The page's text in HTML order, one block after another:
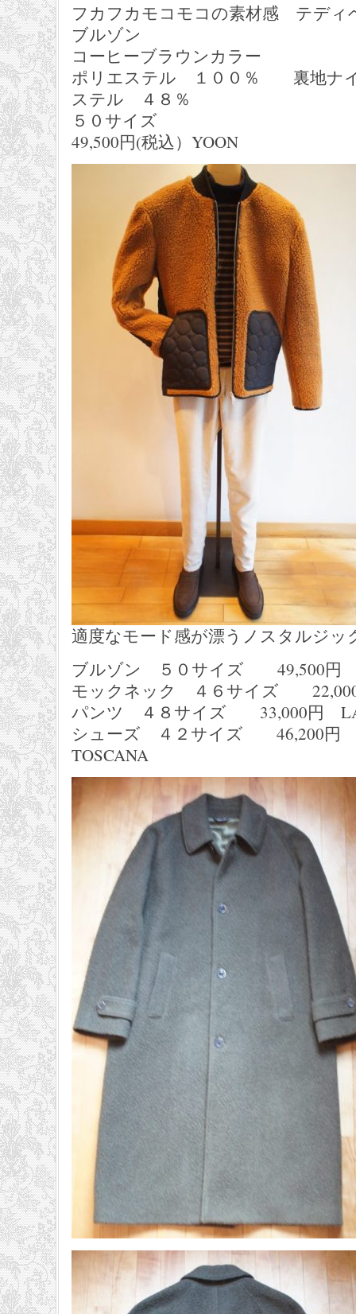
フカフカモコモコの素材感 テディ
ブルゾン
コーヒーブラウンカラー
ポリエステル １００％ 裏地ナ
ステル ４８％
５０サイズ
49,500円(税込）YOON
適度なモード感が漂うノスタルジッ
ブルゾン ５０サイズ 49,500円
モックネック ４６サイズ
パンツ ４８サイズ 33,000円
シューズ ４２サイズ 46,200円
TOSCANA